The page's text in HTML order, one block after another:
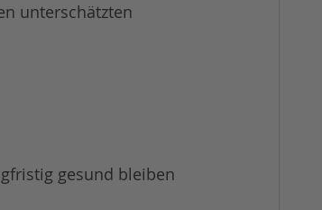
unterschätzten
gesund bleiben